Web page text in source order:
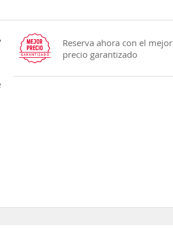
Reserva ahora con el mejor
precio garantizado